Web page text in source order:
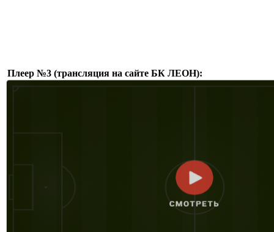
Плеер №3 (трансляция на сайте БК ЛЕОН):